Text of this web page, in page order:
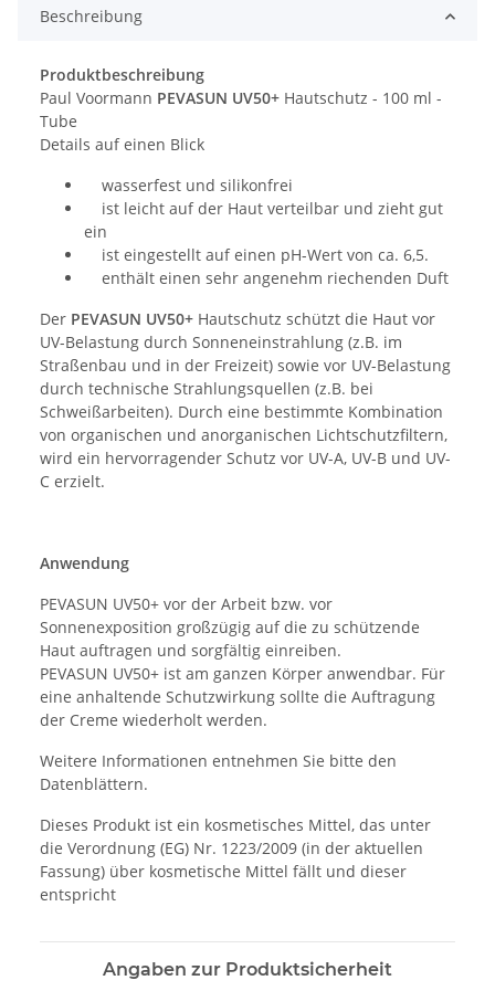
Beschreibung
Produktbeschreibung
Paul Voormann PEVASUN UV50+ Hautschutz - 100 ml -
Tube
Details auf einen Blick
wasserfest und silikonfrei
ist leicht auf der Haut verteilbar und zieht gut
ein
ist eingestellt auf einen pH-Wert von ca. 6,5.
enthält einen sehr angenehm riechenden Duft
Der PEVASUN UV50+ Hautschutz schützt die Haut vor
UV-Belastung durch Sonneneinstrahlung (z.B. im
Straßenbau und in der Freizeit) sowie vor UV-Belastung
durch technische Strahlungsquellen (z.B. bei
Schweißarbeiten). Durch eine bestimmte Kombination
von organischen und anorganischen Lichtschutzfiltern,
wird ein hervorragender Schutz vor UV-A, UV-B und UV-
C erzielt.
Anwendung
PEVASUN UV50+ vor der Arbeit bzw. vor
Sonnenexposition großzügig auf die zu schützende
Haut auftragen und sorgfältig einreiben.
PEVASUN UV50+ ist am ganzen Körper anwendbar. Für
eine anhaltende Schutzwirkung sollte die Auftragung
der Creme wiederholt werden.
Weitere Informationen entnehmen Sie bitte den
Datenblättern.
Dieses Produkt ist ein kosmetisches Mittel, das unter
die Verordnung (EG) Nr. 1223/2009 (in der aktuellen
Fassung) über kosmetische Mittel fällt und dieser
entspricht
Angaben zur Produktsicherheit